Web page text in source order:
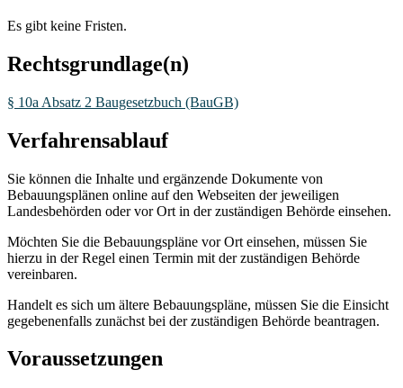
Es gibt keine Fristen.
Rechtsgrundlage(n)
§ 10a Absatz 2 Baugesetzbuch (BauGB)
Verfahrensablauf
Sie können die Inhalte und ergänzende Dokumente von
Bebauungsplänen online auf den Webseiten der jeweiligen
Landesbehörden oder vor Ort in der zuständigen Behörde einsehen.
Möchten Sie die Bebauungspläne vor Ort einsehen, müssen Sie
hierzu in der Regel einen Termin mit der zuständigen Behörde
vereinbaren.
Handelt es sich um ältere Bebauungspläne, müssen Sie die Einsicht
gegebenenfalls zunächst bei der zuständigen Behörde beantragen.
Voraussetzungen